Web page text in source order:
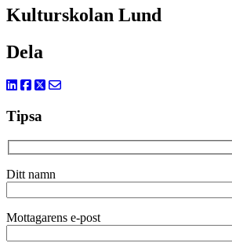
Kulturskolan Lund
Dela
Tipsa
Ditt namn
Mottagarens e-post